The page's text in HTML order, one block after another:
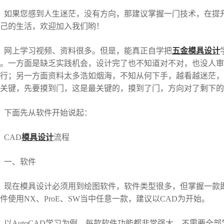
如果您感到人生迷茫，没有方向，那建议掌握一门技术，在
的生活，欢迎加入我们哟！
网上学习视频、资料很多。但是，能真正自学把五金模具设计
一方面是缺乏实践机会，设计完了也不知道对不对，也没人
；另一方面资料太多浩如烟海，不知从何下手，越看越迷茫
键，先要摸到门，这是最关键的，摸到了门，方向对了剩下
下面先从软件开始说起：
CAD模具设计流程
一、软件
现在模具设计必须用到绘图软件，软件类型很多，但掌握一
使用NX、ProE、SW当中任意一款，建议以CAD为开始。